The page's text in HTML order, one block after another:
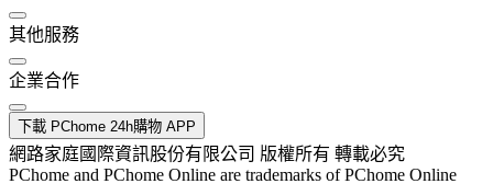
其他服務
企業合作
下載 PChome 24h購物 APP
網路家庭國際資訊股份有限公司 版權所有 轉載必究
PChome and PChome Online are trademarks of PChome Online